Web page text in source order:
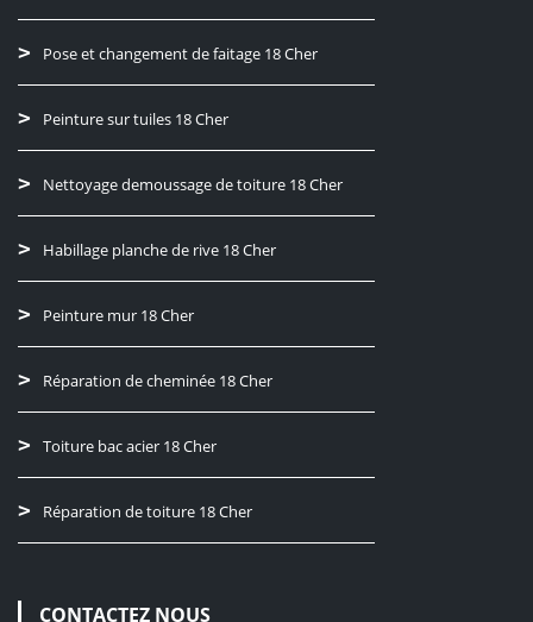
Pose et changement de faitage 18 Cher
Peinture sur tuiles 18 Cher
Nettoyage demoussage de toiture 18 Cher
Habillage planche de rive 18 Cher
Peinture mur 18 Cher
Réparation de cheminée 18 Cher
Toiture bac acier 18 Cher
Réparation de toiture 18 Cher
CONTACTEZ NOUS